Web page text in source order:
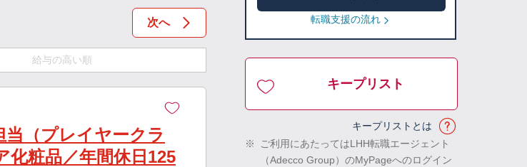
次へ
給与の高い順
当（プレイヤークラ
粧品／年間休日125
転職支援の流れ
キープリスト
キープリストとは
※
ご利用にあたってはLHH転職エージェント
（Adecco Group）のMyPageへのログイン